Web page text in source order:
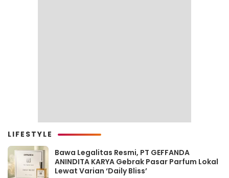
LIFESTYLE
Bawa Legalitas Resmi, PT GEFFANDA
ANINDITA KARYA Gebrak Pasar Parfum Lokal
Lewat Varian ‘Daily Bliss’